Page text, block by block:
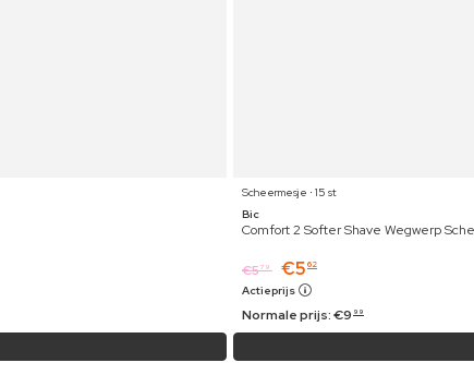
Scheermesje ⋅ 15 st
Bic
Comfort 2 Softer Shave Wegwerp
€579 €5 62
Actieprijs
Normale prijs:€9 99